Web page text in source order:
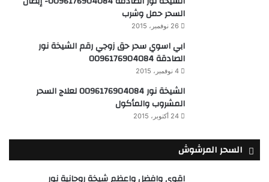
السحر حمل وشرب
26 نوفمبر، 2015
ابي اسوي سحر حق زوجي رقم الشيخة نور
الصادقة 0096176904084
4 نوفمبر، 2015
الشيخة نور 0096176904084 لعلاج السحر
المشروب والمأكول
24 أكتوبر، 2015
السحر المرشوش